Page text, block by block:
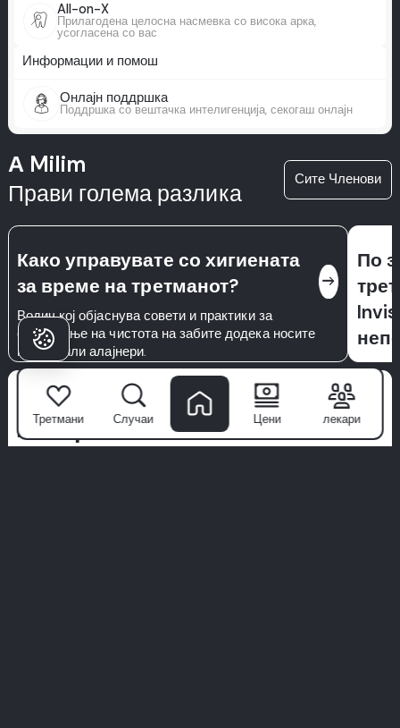
All-on-X
Прилагодена целосна насмевка со висока арка,
усогласена со вас
Информации и помош
Онлајн поддршка
Поддршка со вештачка интелигенција, секогаш онлајн
А Milim
Прави голема разлика
Сите Членови
Како управувате со хигиената
за време на третманот?
east
Водич кој објаснува совети и практики за
одржување на чистота на забите додека носите
носачи или алајнери.
По
Зошто
Зошто пациентите
Избираат Milim?
Третмани Случаи Цени лекари